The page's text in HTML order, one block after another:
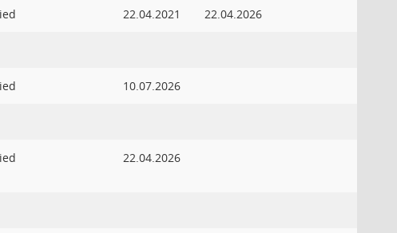
22.04.2021 22.04.2026
10.07.2026
22.04.2026